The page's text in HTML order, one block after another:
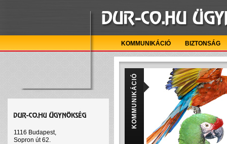
KOMMUNIKÁCIÓ BIZTONSÁG
1116 Budapest,
Sopron út 62.
KOMMUNIKÁCIÓ